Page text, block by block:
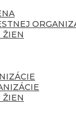
ŽIEN
ŽIEN